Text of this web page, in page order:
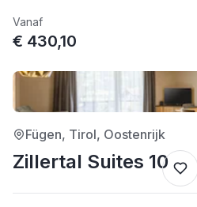
Vanaf
€ 430,10
Fügen, Tirol, Oostenrijk
Zillertal Suites 10